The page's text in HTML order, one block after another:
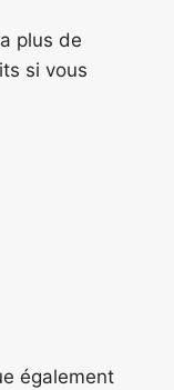
plus de
si vous
également